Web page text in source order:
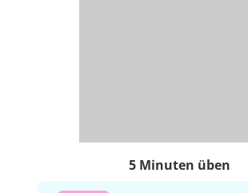
5 Minuten üben